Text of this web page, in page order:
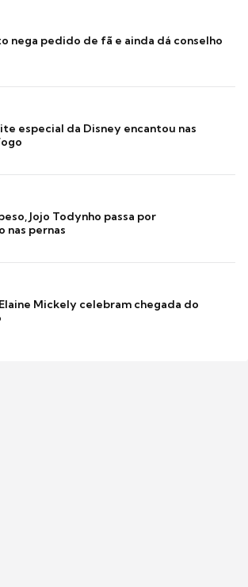
nega pedido de fã e ainda dá conselho
especial da Disney encantou nas
Jojo Todynho passa por
nas pernas
Mickely celebram chegada do